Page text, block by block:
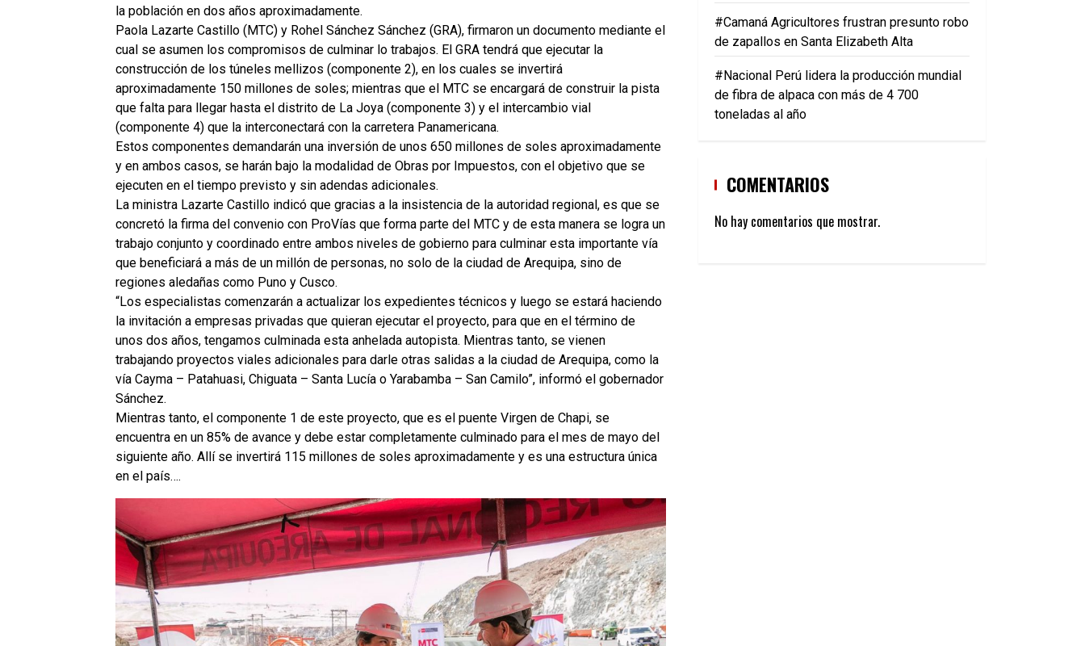
la población en dos años aproximadamente.
Paola Lazarte Castillo (MTC) y Rohel Sánchez Sánchez (GRA), firmaron un documento mediante el
cual se asumen los compromisos de culminar lo trabajos. El GRA tendrá que ejecutar la
construcción de los túneles mellizos (componente 2), en los cuales se invertirá
aproximadamente 150 millones de soles; mientras que el MTC se encargará de construir la pista
que falta para llegar hasta el distrito de La Joya (componente 3) y el intercambio vial
(componente 4) que la interconectará con la carretera Panamericana.
Estos componentes demandarán una inversión de unos 650 millones de soles aproximadamente
y en ambos casos, se harán bajo la modalidad de Obras por Impuestos, con el objetivo que se
ejecuten en el tiempo previsto y sin adendas adicionales.
La ministra Lazarte Castillo indicó que gracias a la insistencia de la autoridad regional, es que se
concretó la firma del convenio con ProVías que forma parte del MTC y de esta manera se logra un
trabajo conjunto y coordinado entre ambos niveles de gobierno para culminar esta importante vía
que beneficiará a más de un millón de personas, no solo de la ciudad de Arequipa, sino de
regiones aledañas como Puno y Cusco.
“Los especialistas comenzarán a actualizar los expedientes técnicos y luego se estará haciendo
la invitación a empresas privadas que quieran ejecutar el proyecto, para que en el término de
unos dos años, tengamos culminada esta anhelada autopista. Mientras tanto, se vienen
trabajando proyectos viales adicionales para darle otras salidas a la ciudad de Arequipa, como la
vía Cayma – Patahuasi, Chiguata – Santa Lucía o Yarabamba – San Camilo”, informó el gobernador
Sánchez.
Mientras tanto, el componente 1 de este proyecto, que es el puente Virgen de Chapi, se
encuentra en un 85% de avance y debe estar completamente culminado para el mes de mayo del
siguiente año. Allí se invertirá 115 millones de soles aproximadamente y es una estructura única
en el país….
#Camaná Agricultores frustran presunto robo
de zapallos en Santa Elizabeth Alta
#Nacional Perú lidera la producción mundial
de fibra de alpaca con más de 4 700
toneladas al año
COMENTARIOS
No hay comentarios que mostrar.